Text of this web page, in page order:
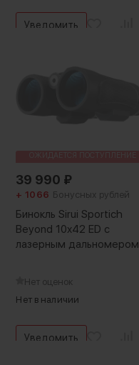
Уведомить
39 990 ₽
+ 1066 Бонусных рублей
Бинокль Sirui Sportich
Beyond 10x42 ED с
лазерным дальномером
Нет оценок
Нет в наличии
Уведомить